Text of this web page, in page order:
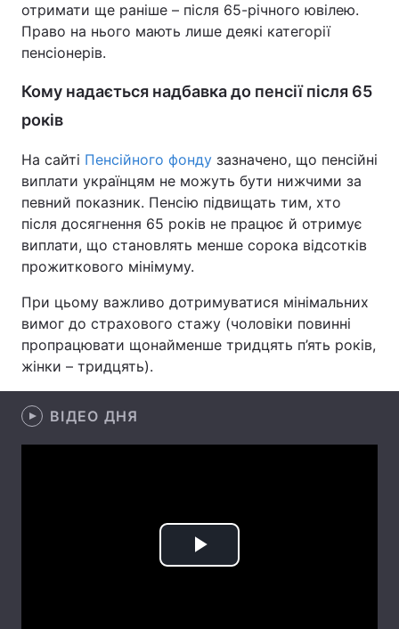
Спорт Наука
Техно і зв'язок
Зброя Інциденти
Цікавинки Погода
Екологія Регіони
Лонгріди
Відео з Youtube Статті
Інтерв'ю Думки
Архів Вакансії
отримати ще раніше – після 65-річного ювілею.
Право на нього мають лише деякі категорії
пенсіонерів.
Кому надається надбавка до пенсії після 65
років
На сайті Пенсійного фонду зазначено, що пенсійні
виплати українцям не можуть бути нижчими за
певний показник. Пенсію підвищать тим, хто
після досягнення 65 років не працює й отримує
виплати, що становлять менше сорока відсотків
прожиткового мінімуму.
При цьому важливо дотримуватися мінімальних
вимог до страхового стажу (чоловіки повинні
пропрацювати щонайменше тридцять п’ять років,
жінки – тридцять).
ВІДЕО ДНЯ
Play